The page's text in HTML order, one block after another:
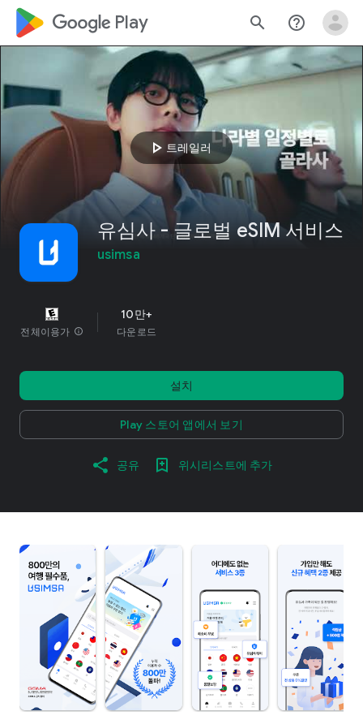
google_logo Play search help_outline
play_arrow 트레일러
유심사 - 글로벌 eSIM 서비스
usimsa
전체이용가 info
10만+
다운로드
설치
Play 스토어 앱에서 보기
공유 위시리스트에 추가